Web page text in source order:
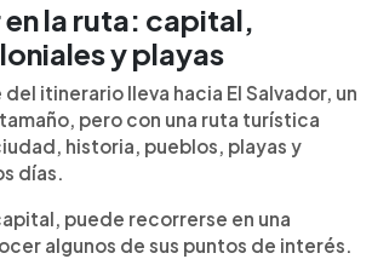
en la ruta: capital,
y playas
itinerario lleva hacia El Salvador, un
pero con una ruta turística
historia, pueblos, playas y
días.
puede recorrerse en una
algunos de sus puntos de interés.